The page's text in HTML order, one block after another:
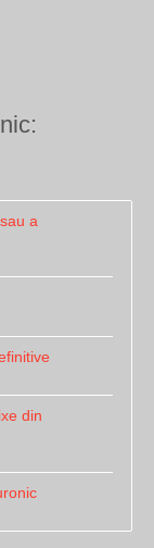
a
din